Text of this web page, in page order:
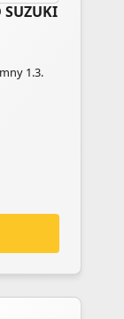
SUZUKI
1.3.